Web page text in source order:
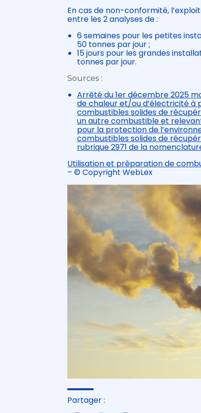
En cas de non-conformité,
entre les 2 analyses de :
6 semaines pour les petites
50 tonnes par jour ;
15 jours pour les grandes
tonnes par jour.
Sources :
Arrêté du 1er décembre 2025
de chaleur et/ou d’électricité à
combustibles solides de
un autre combustible et
pour la protection de
combustibles solides de
rubrique 2971 de la
Utilisation et préparation de
– © Copyright WebLex
Partager :